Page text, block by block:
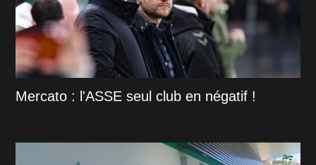
Mercato : l'ASSE seul club en négatif !